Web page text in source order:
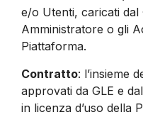
e/o Utenti, caricati dal
Amministratore o gli
Piattaforma.
Contratto: l’insieme
approvati da GLE e
in licenza d’uso della